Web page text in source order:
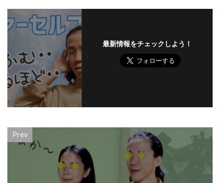
最新情報をチェックしよう！
Prev